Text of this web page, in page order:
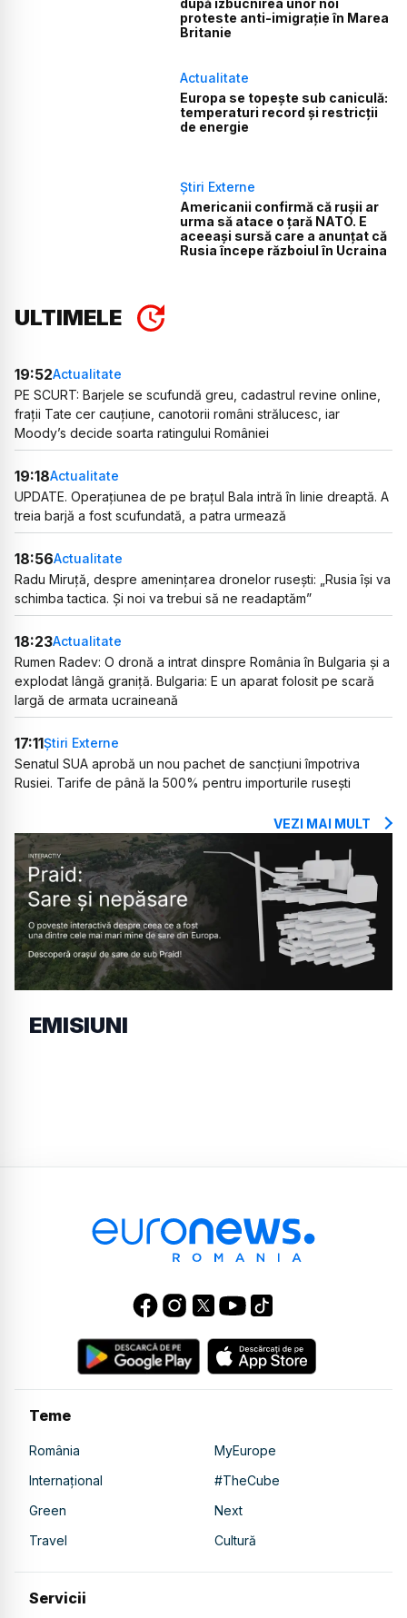
proteste anti-imigrație în Marea
Britanie
Actualitate
Europa se topește sub caniculă:
temperaturi record și restricții
de energie
Știri Externe
Americanii confirmă că rușii ar
urma să atace o țară NATO. E
aceeași sursă care a anunțat că
Rusia începe războiul în Ucraina
ULTIMELE
19:52Actualitate
PE SCURT: Barjele se scufundă greu, cadastrul revine online,
frații Tate cer cauțiune, canotorii români strălucesc, iar
Moody’s decide soarta ratingului României
19:18Actualitate
UPDATE. Operațiunea de pe brațul Bala intră în linie dreaptă. A
treia barjă a fost scufundată, a patra urmează
18:56Actualitate
Radu Miruță, despre amenințarea dronelor rusești: „Rusia își va
schimba tactica. Și noi va trebui să ne readaptăm”
18:23Actualitate
Rumen Radev: O dronă a intrat dinspre România în Bulgaria și a
explodat lângă graniță. Bulgaria: E un aparat folosit pe scară
largă de armata ucraineană
17:11Știri Externe
Senatul SUA aprobă un nou pachet de sancțiuni împotriva
Rusiei. Tarife de până la 500% pentru importurile rusești
VEZI MAI MULT
EMISIUNI
Teme
România
MyEurope
Internațional
#TheCube
Green
Next
Travel
Cultură
Servicii